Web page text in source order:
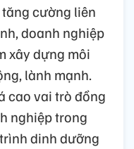
cường liên
doanh nghiệp
xây dựng môi
lành mạnh.
cao vai trò đồng
nghiệp trong
dinh dưỡng